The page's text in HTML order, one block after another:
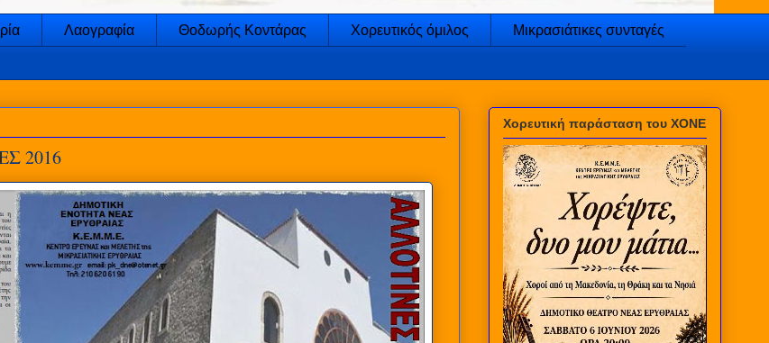
Λαογραφία Θοδωρής Κοντάρας Χορευτικός όμιλος Μικρασιάτικες συνταγές
2016
Χορευτική παράσταση του ΧΟΝΕ